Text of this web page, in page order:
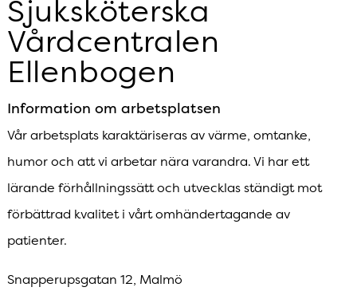
Sjuksköterska
Vårdcentralen
Ellenbogen
Information om arbetsplatsen
Vår arbetsplats karaktäriseras av värme, omtanke,
humor och att vi arbetar nära varandra. Vi har ett
lärande förhållningssätt och utvecklas ständigt mot
förbättrad kvalitet i vårt omhändertagande av
patienter.
Snapperupsgatan 12, Malmö